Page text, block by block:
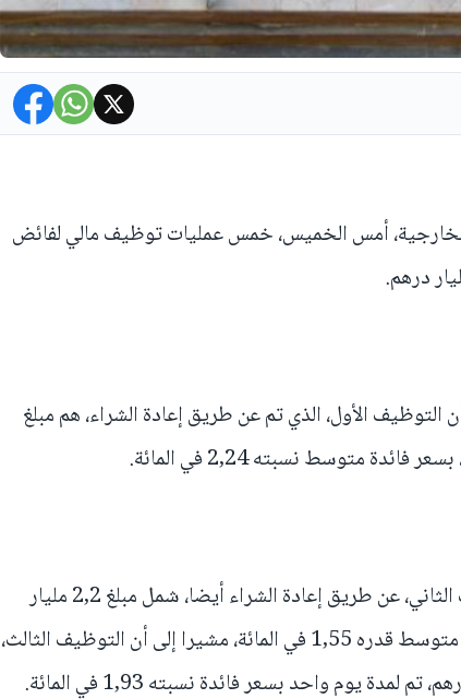
الخارجية، أمس الخميس، خمس عمليات توظيف مالي لفائض
التوظيف الأول، الذي تم عن طريق إعادة الشراء، هم مبلغ
وأضاف المصدر ذاته أن التوظيف الثاني، عن طريق إعادة الشراء أيضا، شمل مبلغ 2,2 مليار
درهم لمدة أربعة أيام بسعر فائدة متوسط قدره 1,55 في المائة، مشيرا إلى أن التوظيف الثالث،